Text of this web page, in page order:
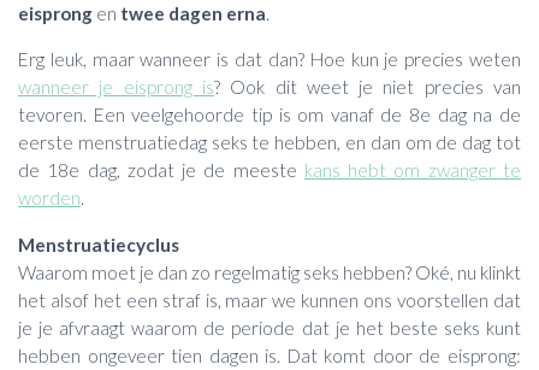
eisprong en twee dagen erna.
Erg leuk, maar wanneer is dat dan? Hoe kun je precies weten
wanneer je eisprong is? Ook dit weet je niet precies van
tevoren. Een veelgehoorde tip is om vanaf de 8e dag na de
eerste menstruatiedag seks te hebben, en dan om de dag tot
de 18e dag, zodat je de meeste kans hebt om zwanger te
worden.
Menstruatiecyclus
Waarom moet je dan zo regelmatig seks hebben? Oké, nu klinkt
het alsof het een straf is, maar we kunnen ons voorstellen dat
je je afvraagt waarom de periode dat je het beste seks kunt
hebben ongeveer tien dagen is. Dat komt door de eisprong: